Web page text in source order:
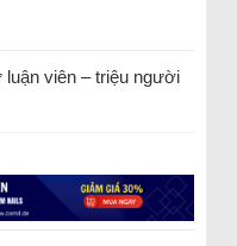
luận viên – triệu người